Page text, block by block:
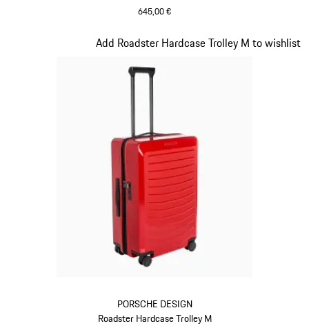
645,00 €
PORSCHE DESIGN
Roadster Hardcase Trolley M
Add Roadster Hardcase Trolley M to wishlist
Diapositive 13 sur 20